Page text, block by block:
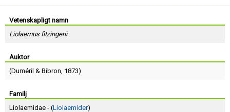
Vetenskapligt namn
Liolaemus fitzingerii
Auktor
(Duméril & Bibron, 1873)
Familj
Liolaemidae - (Liolaemider)
Lösenord:
Terms of Service